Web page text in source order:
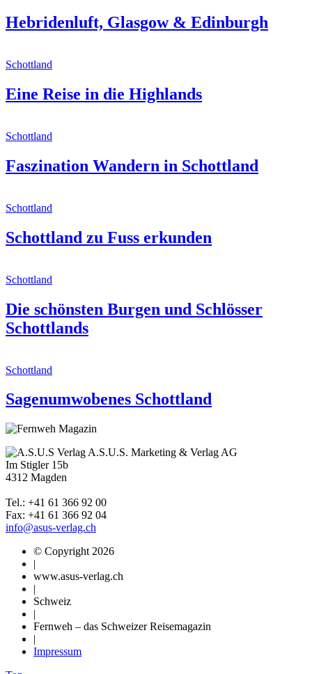
Hebridenluft, Glasgow & Edinburgh
Schottland
Eine Reise in die Highlands
Schottland
Faszination Wandern in Schottland
Schottland
Schottland zu Fuss erkunden
Schottland
Die schönsten Burgen und Schlösser
Schottlands
Schottland
Sagenumwobenes Schottland
A.S.U.S. Marketing & Verlag AG
Im Stigler 15b
4312 Magden
Tel.: +41 61 366 92 00
Fax: +41 61 366 92 04
info@asus-verlag.ch
© Copyright 2026
|
www.asus-verlag.ch
|
Schweiz
|
Fernweh – das Schweizer Reisemagazin
|
Impressum